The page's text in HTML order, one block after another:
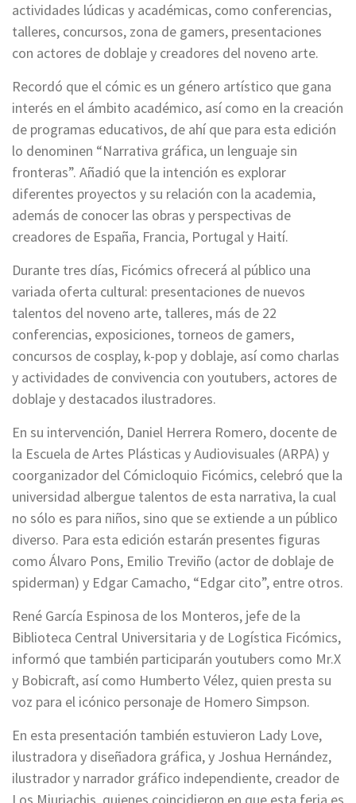
actividades lúdicas y académicas, como conferencias,
talleres, concursos, zona de gamers, presentaciones
con actores de doblaje y creadores del noveno arte.
Recordó que el cómic es un género artístico que gana
interés en el ámbito académico, así como en la creación
de programas educativos, de ahí que para esta edición
lo denominen “Narrativa gráfica, un lenguaje sin
fronteras”. Añadió que la intención es explorar
diferentes proyectos y su relación con la academia,
además de conocer las obras y perspectivas de
creadores de España, Francia, Portugal y Haití.
Durante tres días, Ficómics ofrecerá al público una
variada oferta cultural: presentaciones de nuevos
talentos del noveno arte, talleres, más de 22
conferencias, exposiciones, torneos de gamers,
concursos de cosplay, k-pop y doblaje, así como charlas
y actividades de convivencia con youtubers, actores de
doblaje y destacados ilustradores.
En su intervención, Daniel Herrera Romero, docente de
la Escuela de Artes Plásticas y Audiovisuales (ARPA) y
coorganizador del Cómicloquio Ficómics, celebró que la
universidad albergue talentos de esta narrativa, la cual
no sólo es para niños, sino que se extiende a un público
diverso. Para esta edición estarán presentes figuras
como Álvaro Pons, Emilio Treviño (actor de doblaje de
spiderman) y Edgar Camacho, “Edgar cito”, entre otros.
René García Espinosa de los Monteros, jefe de la
Biblioteca Central Universitaria y de Logística Ficómics,
informó que también participarán youtubers como Mr.X
y Bobicraft, así como Humberto Vélez, quien presta su
voz para el icónico personaje de Homero Simpson.
En esta presentación también estuvieron Lady Love,
ilustradora y diseñadora gráfica, y Joshua Hernández,
ilustrador y narrador gráfico independiente, creador de